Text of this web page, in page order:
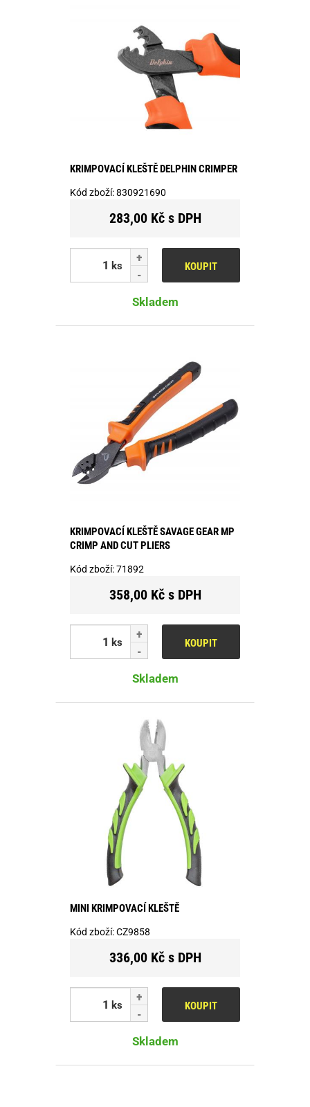
KRIMPOVACÍ KLEŠTĚ DELPHIN CRIMPER
Kód zboží:830921690
283,00 Kč s DPH
ks KOUPIT
Skladem
KRIMPOVACÍ KLEŠTĚ SAVAGE GEAR MP
CRIMP AND CUT PLIERS
Kód zboží:71892
358,00 Kč s DPH
ks KOUPIT
Skladem
MINI KRIMPOVACÍ KLEŠTĚ
Kód zboží:CZ9858
336,00 Kč s DPH
ks KOUPIT
Skladem